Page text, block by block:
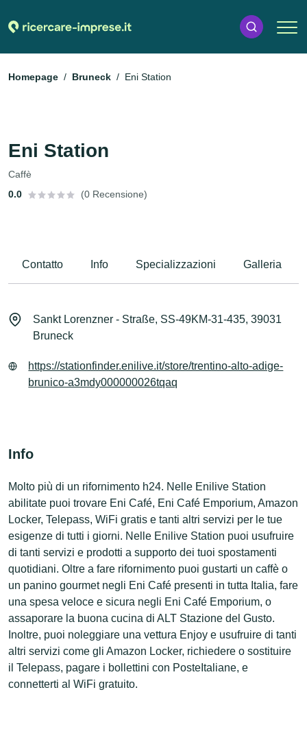
Homepage Bruneck Eni Station
Eni Station
Caffè
0.0
(0 Recensione)
Contatto Info Specializzazioni Galleria
Sankt Lorenzner - Straße, SS-49KM-31-435, 39031
Bruneck
https://stationfinder.enilive.it/store/trentino-alto-adige-
brunico-a3mdy000000026tqaq
Info
Molto più di un rifornimento h24. Nelle Enilive Station
abilitate puoi trovare Eni Café, Eni Café Emporium, Amazon
Locker, Telepass, WiFi gratis e tanti altri servizi per le tue
esigenze di tutti i giorni. Nelle Enilive Station puoi usufruire
di tanti servizi e prodotti a supporto dei tuoi spostamenti
quotidiani. Oltre a fare rifornimento puoi gustarti un caffè o
un panino gourmet negli Eni Café presenti in tutta Italia, fare
una spesa veloce e sicura negli Eni Café Emporium, o
assaporare la buona cucina di ALT Stazione del Gusto.
Inoltre, puoi noleggiare una vettura Enjoy e usufruire di tanti
altri servizi come gli Amazon Locker, richiedere o sostituire
il Telepass, pagare i bollettini con PosteItaliane, e
connetterti al WiFi gratuito.